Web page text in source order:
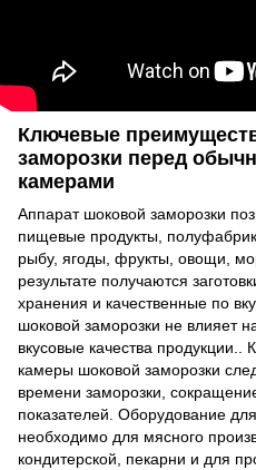
Ключевые
заморозки перед
камерами
Аппарат шоковой заморозки
пищевые продукты,
рыбу, ягоды, фрукты, овощи,
результате получаются
хранения и качественные по
шоковой заморозки не влияет
вкусовые качества
камеры шоковой заморозки
времени заморозки,
показателей. Оборудование
необходимо для мясного
кондитерской, пекарни и для